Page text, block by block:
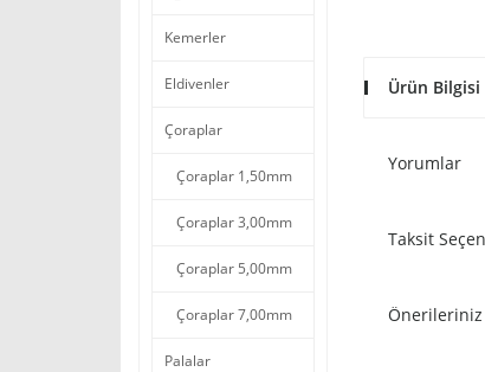
Kemerler
Eldivenler
Çoraplar
Çoraplar 1,50mm
Çoraplar 3,00mm
Çoraplar 5,00mm
Çoraplar 7,00mm
Palalar
Ürün Bilgisi
Yorumlar
Taksit
Önerileriniz